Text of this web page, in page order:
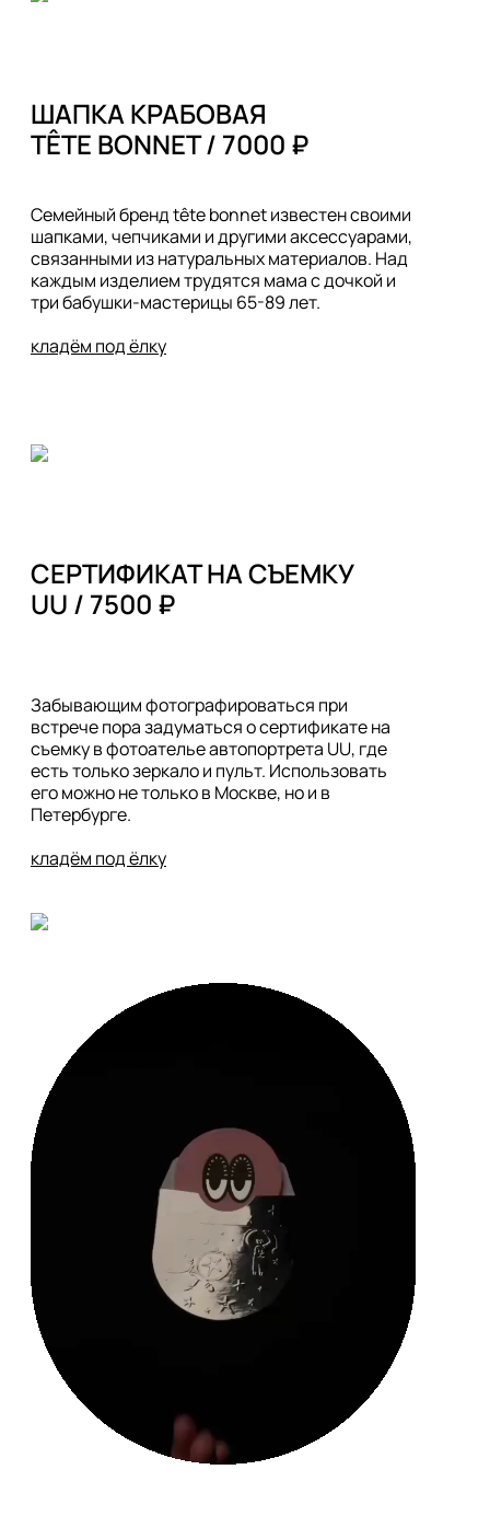
ШАПКА КРАБОВАЯ
TÊTE BONNET / 7000 ₽
Семейный бренд tête bonnet известен своими
шапками, чепчиками и другими аксессуарами,
связанными из натуральных материалов. Над
каждым изделием трудятся мама с дочкой и
три бабушки-мастерицы 65-89 лет.
кладём под ёлку
СЕРТИФИКАТ НА СЪЕМКУ
UU / 7500 ₽
Забывающим фотографироваться при
встрече пора задуматься о сертификате на
съемку в фотоателье автопортрета UU, где
есть только зеркало и пульт. Использовать
его можно не только в Москве, но и в
Петербурге.
кладём под ёлку